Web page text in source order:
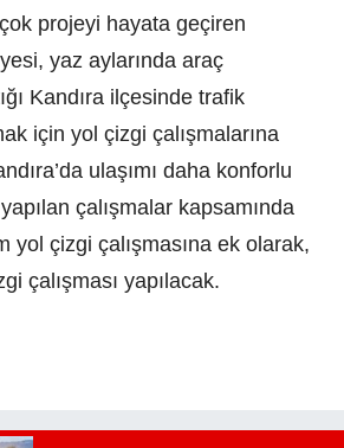
projeyi hayata geçiren
yaz aylarında araç
Kandıra ilçesinde trafik
için yol çizgi çalışmalarına
ulaşımı daha konforlu
çalışmalar kapsamında
yol çizgi çalışmasına ek olarak,
çalışması yapılacak.